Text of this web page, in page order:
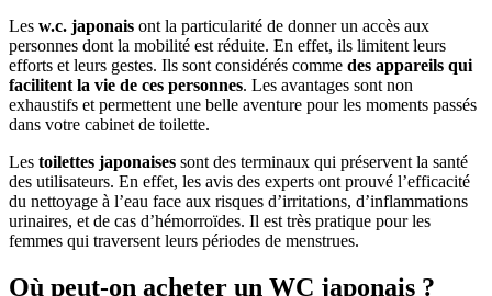
Les w.c. japonais ont la particularité de donner un accès aux
personnes dont la mobilité est réduite. En effet, ils limitent leurs
efforts et leurs gestes. Ils sont considérés comme des appareils qui
facilitent la vie de ces personnes. Les avantages sont non
exhaustifs et permettent une belle aventure pour les moments passés
dans votre cabinet de toilette.
Les toilettes japonaises sont des terminaux qui préservent la santé
des utilisateurs. En effet, les avis des experts ont prouvé l’efficacité
du nettoyage à l’eau face aux risques d’irritations, d’inflammations
urinaires, et de cas d’hémorroïdes. Il est très pratique pour les
femmes qui traversent leurs périodes de menstrues.
Où peut-on acheter un WC japonais ?